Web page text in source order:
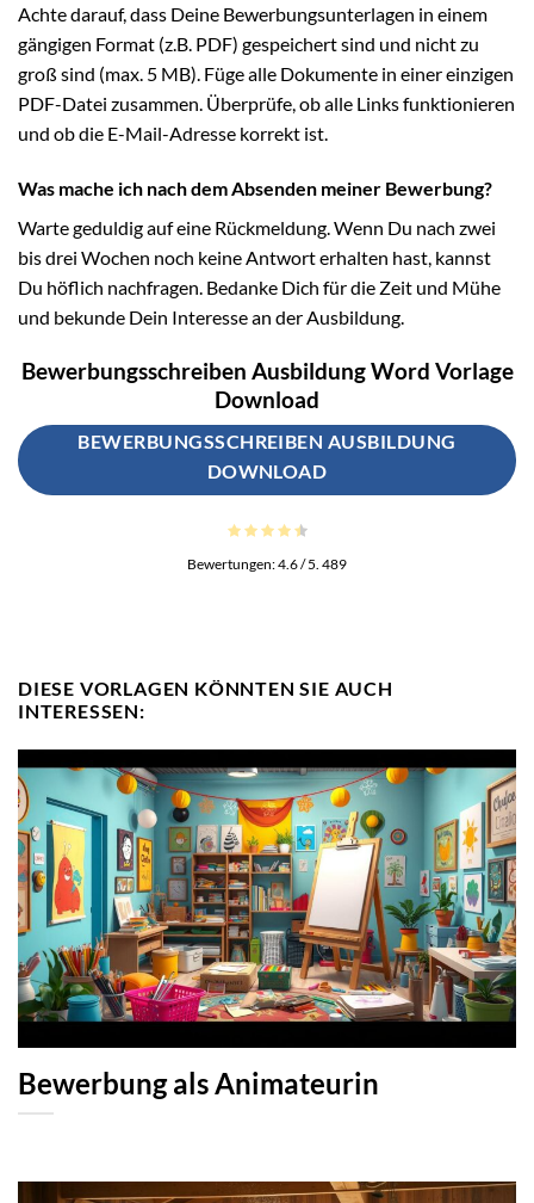
Achte darauf, dass Deine Bewerbungsunterlagen in einem
gängigen Format (z.B. PDF) gespeichert sind und nicht zu
groß sind (max. 5 MB). Füge alle Dokumente in einer einzigen
PDF-Datei zusammen. Überprüfe, ob alle Links funktionieren
und ob die E-Mail-Adresse korrekt ist.
Was mache ich nach dem Absenden meiner Bewerbung?
Warte geduldig auf eine Rückmeldung. Wenn Du nach zwei
bis drei Wochen noch keine Antwort erhalten hast, kannst
Du höflich nachfragen. Bedanke Dich für die Zeit und Mühe
und bekunde Dein Interesse an der Ausbildung.
Bewerbungsschreiben Ausbildung Word Vorlage
Download
BEWERBUNGSSCHREIBEN AUSBILDUNG
DOWNLOAD
Bewertungen:4.6/ 5. 489
DIESE VORLAGEN KÖNNTEN SIE AUCH
INTERESSEN:
Bewerbung als Animateurin